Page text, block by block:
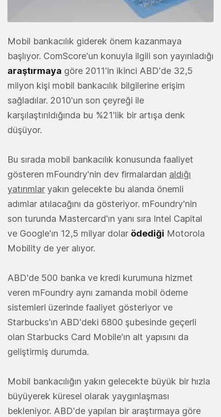
Mobil bankacılık giderek önem kazanmaya
başlıyor. ComScore'un konuyla ilgili son yayınladığı
araştırmaya göre 2011'in ikinci ABD'de 32,5
milyon kişi mobil bankacılık bilgilerine erişim
sağladılar. 2010'un son çeyreği ile
karşılaştırıldığında bu %21'lik bir artışa denk
düşüyor.
Bu sırada mobil bankacılık konusunda faaliyet
gösteren mFoundry'nin dev firmalardan aldığı
yatırımlar yakın gelecekte bu alanda önemli
adımlar atılacağını da gösteriyor. mFoundry'nin
son turunda Mastercard'ın yanı sıra Intel Capital
ve Google'ın 12,5 milyar dolar ödediği Motorola
Mobility de yer alıyor.
ABD'de 500 banka ve kredi kurumuna hizmet
veren mFoundry aynı zamanda mobil ödeme
sistemleri üzerinde faaliyet gösteriyor ve
Starbucks'ın ABD'deki 6800 şubesinde geçerli
olan Starbucks Card Mobile'ın alt yapısını da
geliştirmiş durumda.
Mobil bankacılığın yakın gelecekte büyük bir hızla
büyüyerek küresel olarak yaygınlaşması
bekleniyor. ABD'de yapılan bir araştırmaya göre